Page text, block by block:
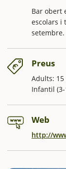
Bar obert
escolars i
setembre.
Preus
Adults: 15
Infantil (3-
Web
http://